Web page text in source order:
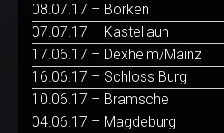
08.07.17 – Borken
07.07.17 – Kastellaun
17.06.17 – Dexheim/Mainz
16.06.17 – Schloss Burg
10.06.17 – Bramsche
04.06.17 – Magdeburg